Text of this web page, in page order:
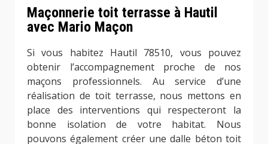
Maçonnerie toit terrasse à Hautil
avec Mario Maçon
Si vous habitez Hautil 78510, vous pouvez
obtenir l’accompagnement proche de nos
maçons professionnels. Au service d’une
réalisation de toit terrasse, nous mettons en
place des interventions qui respecteront la
bonne isolation de votre habitat. Nous
pouvons également créer une dalle béton toit